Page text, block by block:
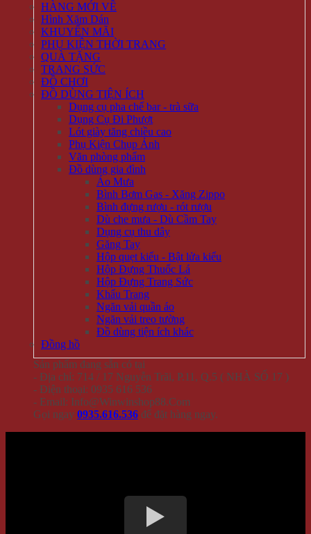
HÀNG MỚI VỀ
Hình Xăm Dán
KHUYẾN MÃI
PHỤ KIỆN THỜI TRANG
QUÀ TẶNG
TRANG SỨC
ĐỒ CHƠI
ĐỒ DÙNG TIỆN ÍCH
Dụng cụ pha chế bar - trà sữa
Dụng Cụ Đi Phượt
Lót giày tăng chiều cao
Phụ Kiện Chụp Ảnh
Văn phòng phẩm
Đồ dùng gia đình
Áo Mưa
Bình Bơm Gas - Xăng Zippo
Bình đựng rượu - rót rượu
Dù che mưa - Dù Cầm Tay
Dụng cụ thu dây
Găng Tay
Hộp quẹt kiểu - Bật lửa kiểu
Hộp Đựng Thuốc Lá
Hộp Đựng Trang Sức
Khẩu Trang
Ngăn vải quần áo
Ngăn vải treo tường
Đồ dùng tiện ích khác
Đồng hồ
Sản phẩm đang sẵn có tại
- Địa chỉ: 714 / 17 Nguyễn Trãi, P.11, Q.5 ( NHÀ SỐ 17 )
- Điện thoại: 0935 616 536
- Email: Info@Winwinshop88.Com
Gọi ngay 0935.616.536 để đặt hàng ngay.